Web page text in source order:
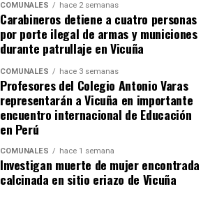
COMUNALES hace 2 semanas
Carabineros detiene a cuatro personas
por porte ilegal de armas y municiones
durante patrullaje en Vicuña
COMUNALES hace 3 semanas
Profesores del Colegio Antonio Varas
representarán a Vicuña en importante
encuentro internacional de Educación
en Perú
COMUNALES hace 1 semana
Investigan muerte de mujer encontrada
calcinada en sitio eriazo de Vicuña